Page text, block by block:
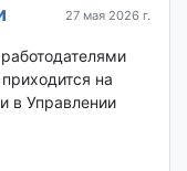
27 мая 2026 г.
на
в Управлении